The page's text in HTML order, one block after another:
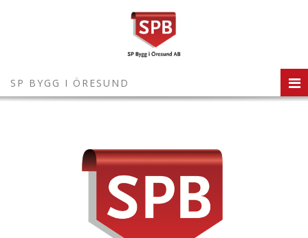
SP BYGG I ÖRESUND